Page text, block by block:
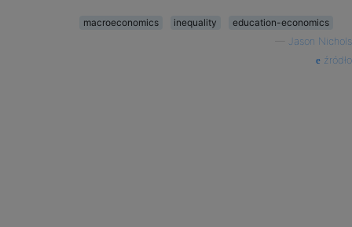
macroeconomics inequality
education-economics
Jason Nichols
źródło